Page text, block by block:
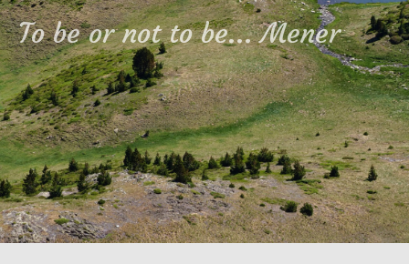
To be or not to be... Mener